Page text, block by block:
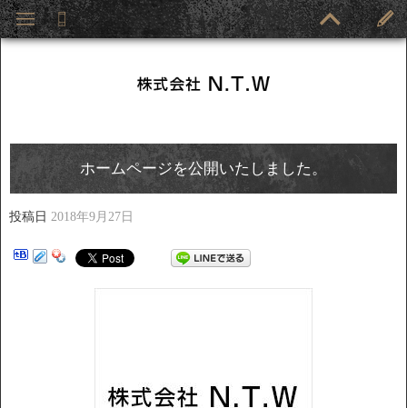
ホームページを公開いたしました。
投稿日 2018年9月27日